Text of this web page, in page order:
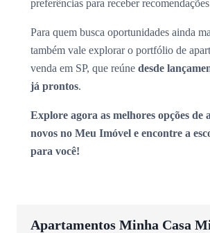
preferências para receber
Para quem busca oportunidades ainda
também vale explorar o portfólio de
venda em SP, que reúne desde
já prontos.
Explore agora as melhores opções de
novos no Meu Imóvel e encontre a
para você!
Apartamentos Minha Casa